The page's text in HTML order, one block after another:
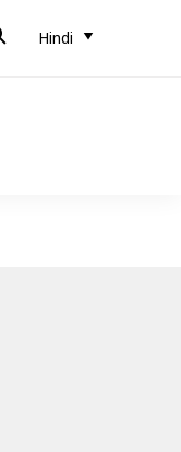
Hindi